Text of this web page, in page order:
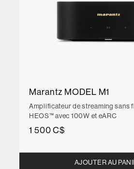
Marantz MODEL M1
Amplificateur de streaming sans
HEOS™ avec 100W et eARC
1 500 C$
AJOUTER AU